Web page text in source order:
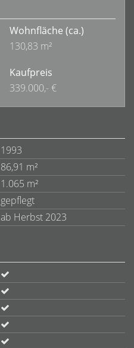
Wohnfläche (ca.)
130,83 m²
Kaufpreis
339.000,- €
1993
86,91 m²
1.065 m²
gepflegt
ab Herbst 2023